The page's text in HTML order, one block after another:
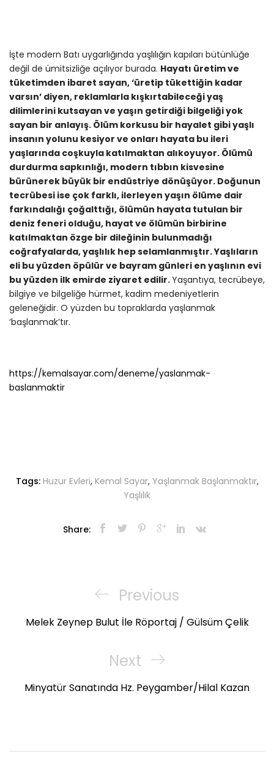
İşte modern Batı uygarlığında yaşlılığın kapıları bütünlüğe
değil de ümitsizliğe açılıyor burada. Hayatı üretim ve
tüketimden ibaret sayan, ‘üretip tükettiğin kadar
varsın’ diyen, reklamlarla kışkırtabileceği yaş
dilimlerini kutsayan ve yaşın getirdiği bilgeliği yok
sayan bir anlayış. Ölüm korkusu bir hayalet gibi yaşlı
insanın yolunu kesiyor ve onları hayata bu ileri
yaşlarında coşkuyla katılmaktan alıkoyuyor. Ölümü
durdurma sapkınlığı, modern tıbbın kisvesine
bürünerek büyük bir endüstriye dönüşüyor. Doğunun
tecrübesi ise çok farklı, ilerleyen yaşın ölüme dair
farkındalığı çoğalttığı, ölümün hayata tutulan bir
deniz feneri olduğu, hayat ve ölümün birbirine
katılmaktan özge bir dileğinin bulunmadığı
coğrafyalarda, yaşlılık hep selamlanmıştır. Yaşlıların
eli bu yüzden öpülür ve bayram günleri en yaşlının evi
bu yüzden ilk emirde ziyaret edilir.Yaşantıya, tecrübeye,
bilgiye ve bilgeliğe hürmet, kadim medeniyetlerin
geleneğidir. O yüzden bu topraklarda yaşlanmak
‘başlanmak’tır.
https://kemalsayar.com/deneme/yaslanmak-
baslanmaktir
Tags: Huzur Evleri, Kemal Sayar, Yaşlanmak Başlanmaktır,
Yaşlılık
Share:
gezinmesiPrevious
Post
Previous
Melek Zeynep Bulut İle Röportaj / Gülsüm Çelik
Next
Post
Next
Minyatür Sanatında Hz. Peygamber/Hilal Kazan